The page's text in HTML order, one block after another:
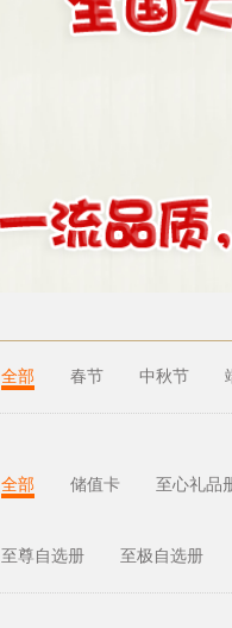
全部 春节 中秋节
全部 储值卡 至心礼品
至尊自选册 至极自选册